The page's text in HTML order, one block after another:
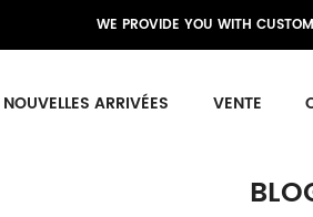
WE PROVIDE YOU WITH
NOUVELLES ARRIVÉES VENTE